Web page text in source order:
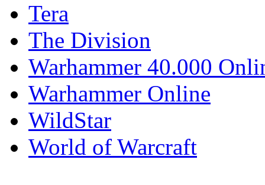
Tera
The Division
Warhammer 40.000
Warhammer Online
WildStar
World of Warcraft